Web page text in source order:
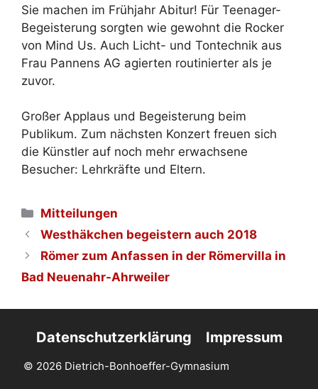
Sie machen im Frühjahr Abitur! Für Teenager-
Begeisterung sorgten wie gewohnt die Rocker
von Mind Us. Auch Licht- und Tontechnik aus
Frau Pannens AG agierten routinierter als je
zuvor.
Großer Applaus und Begeisterung beim
Publikum. Zum nächsten Konzert freuen sich
die Künstler auf noch mehr erwachsene
Besucher: Lehrkräfte und Eltern.
Kategorien
Mitteilungen
Westhäkchen begeistern auch 2018
Römer zum Anfassen in der Römervilla in
Bad Neuenahr-Ahrweiler
Datenschutzerklärung Impressum